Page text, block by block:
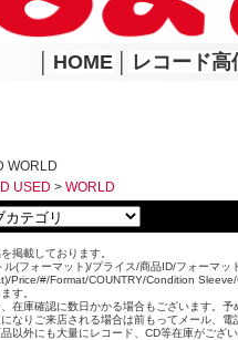
HOME レコード高
WORLD
USED > WORLD
掲載しております。
ル(フォーマット)/プライス/商品ID/フォーマ
Price/#/Format/COUNTRY/Condition
す。
在庫確認に数日かかる場合もございます。予
なりご来店される場合は前もってメール、
以外にも大量にレコード、CD等在庫がござ